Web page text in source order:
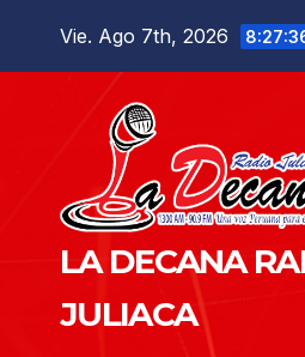
Vie. Ago 7th, 2026
LA DECANA
JULIACA